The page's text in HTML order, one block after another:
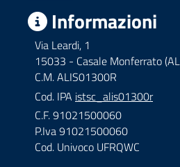
Informazioni
Via Leardi, 1
15033 - Casale Monferrato
C.M. ALIS01300R
Cod. IPA istsc_alis01300r
C.F. 91021500060
P.Iva 91021500060
Cod. Univoco UFRQWC